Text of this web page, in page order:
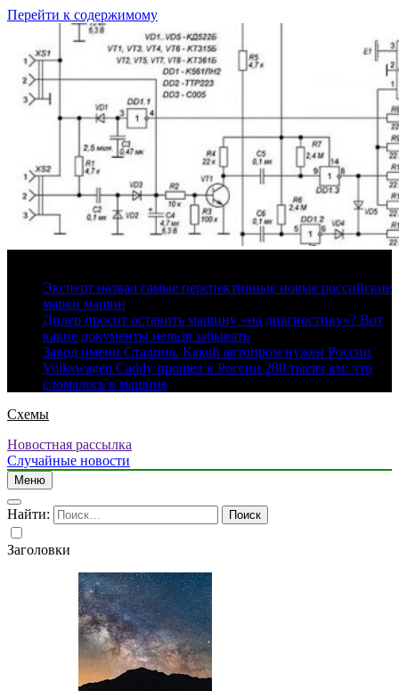
Перейти к содержимому
Эксперт назвал самые перспективные новые российские
марки машин
Дилер просит оставить машину «на диагностику»? Вот
какие документы нельзя забывать
Завод имени Сталина. Какой автопром нужен России
Volkswagen Caddy прошел в России 280 тысяч км: что
сломалось в машине
Схемы
Новостная рассылка
Случайные новости
Меню
Найти:
Заголовки